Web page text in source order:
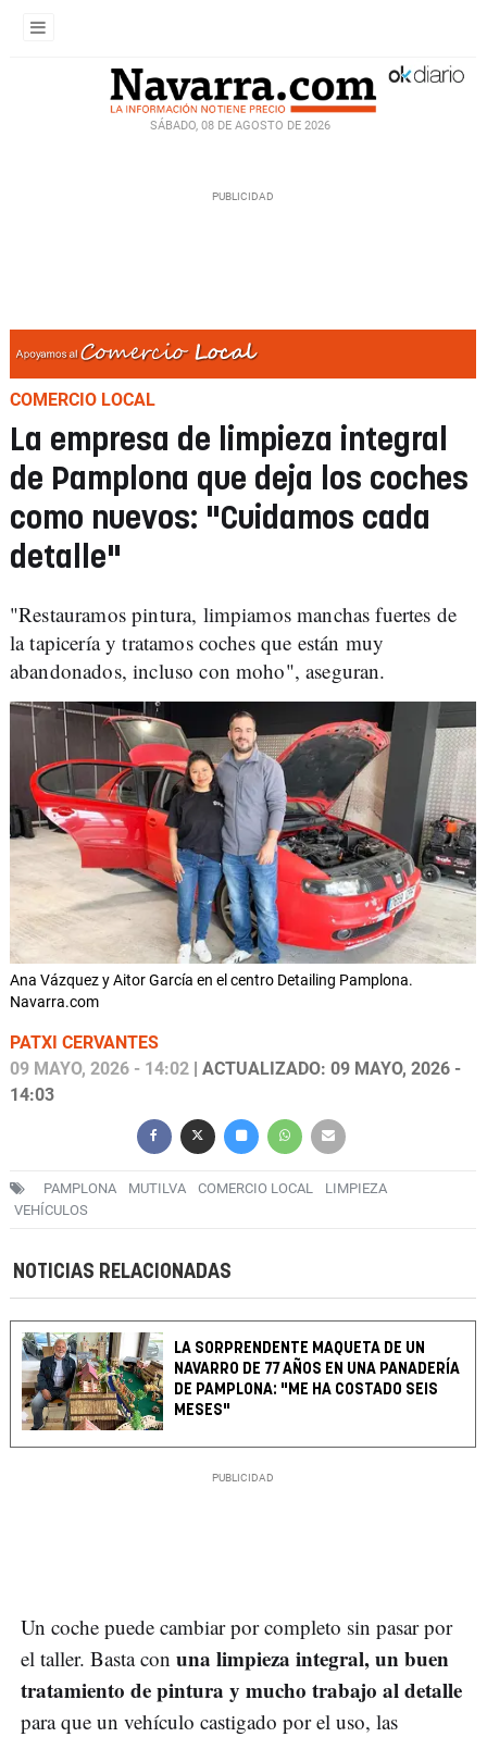
SÁBADO, 08 DE AGOSTO DE 2026
COMERCIO LOCAL
La empresa de limpieza integral
de Pamplona que deja los coches
como nuevos: "Cuidamos cada
detalle"
"Restauramos pintura, limpiamos manchas fuertes de
la tapicería y tratamos coches que están muy
abandonados, incluso con moho", aseguran.
Ana Vázquez y Aitor García en el centro Detailing Pamplona.
Navarra.com
PATXI CERVANTES
09 MAYO, 2026 - 14:02 | ACTUALIZADO: 09 MAYO, 2026 -
14:03
PAMPLONA MUTILVA COMERCIO LOCAL
LIMPIEZA
VEHÍCULOS
NOTICIAS RELACIONADAS
LA SORPRENDENTE MAQUETA DE UN
NAVARRO DE 77 AÑOS EN UNA PANADERÍA
DE PAMPLONA: "ME HA COSTADO SEIS
MESES"
Un coche puede cambiar por completo sin pasar por
el taller. Basta con una limpieza integral, un buen
tratamiento de pintura y mucho trabajo al detalle
para que un vehículo castigado por el uso, las